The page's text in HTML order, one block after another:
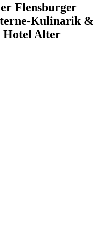
Flensburger
Kulinarik &
Hotel Alter